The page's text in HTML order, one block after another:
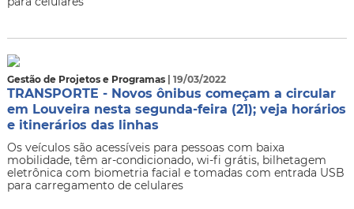
Gestão de Projetos e Programas | 19/03/2022
TRANSPORTE - Novos ônibus começam a circular
em Louveira nesta segunda-feira (21); veja horários
e itinerários das linhas
Os veículos são acessíveis para pessoas com baixa
mobilidade, têm ar-condicionado, wi-fi grátis, bilhetagem
eletrônica com biometria facial e tomadas com entrada USB
para carregamento de celulares